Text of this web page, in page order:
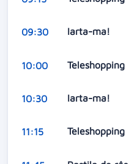
09:30 Iarta-ma!
10:00 Teleshopping
10:30 Iarta-ma!
11:15 Teleshopping